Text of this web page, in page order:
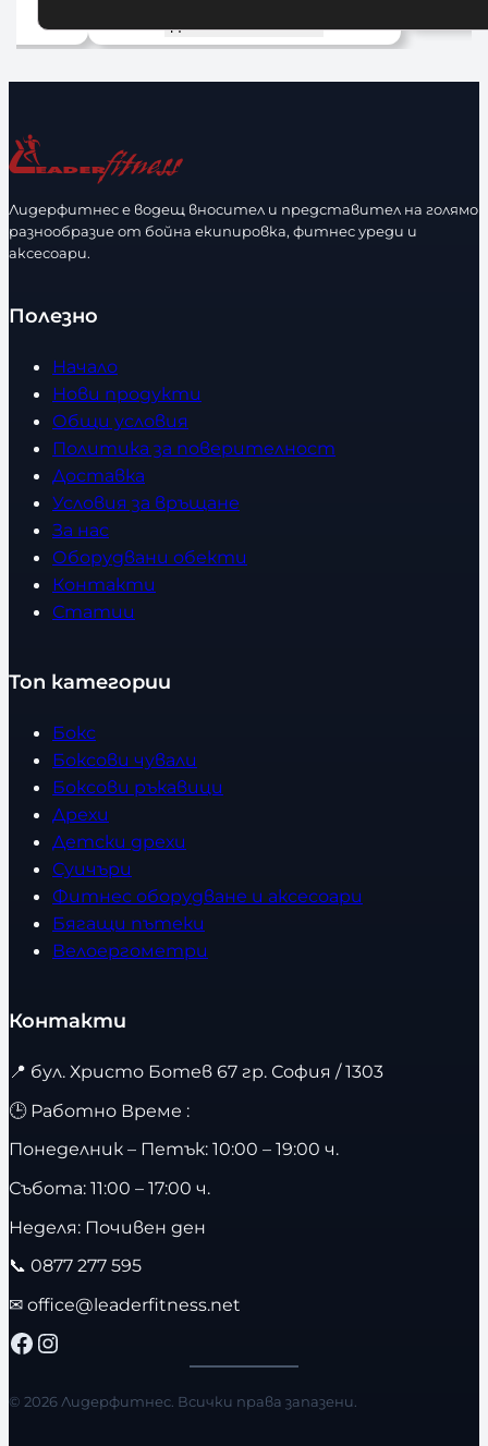
Лидерфитнес е водещ вносител и представител на голямо
разнообразие от бойна екипировка, фитнес уреди и
аксесоари.
Полезно
Начало
Нови продукти
Общи условия
Политика за поверителност
Доставка
Условия за връщане
За нас
Оборудвани обекти
Контакти
Статии
Топ категории
Бокс
Боксови чували
Боксови ръкавици
Дрехи
Детски дрехи
Суичъри
Фитнес оборудване и аксесоари
Бягащи пътеки
Велоергометри
Контакти
📍 бул. Христо Ботев 67 гр. София / 1303
🕒 Работно Време :
Понеделник – Петък: 10:00 – 19:00 ч.
Събота: 11:00 – 17:00 ч.
Неделя: Почивен ден
📞 0877 277 595
✉ office@leaderfitness.net
Facebook Instagram
© 2026 Лидерфитнес. Всички права запазени.